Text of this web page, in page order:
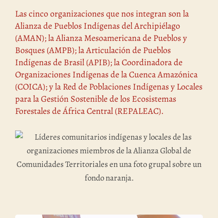
Las cinco organizaciones que nos integran son la
Alianza de Pueblos Indígenas del Archipiélago
(AMAN); la Alianza Mesoamericana de Pueblos y
Bosques (AMPB); la Articulación de Pueblos
Indígenas de Brasil (APIB); la Coordinadora de
Organizaciones Indígenas de la Cuenca Amazónica
(COICA); y la Red de Poblaciones Indígenas y Locales
para la Gestión Sostenible de los Ecosistemas
Forestales de África Central (REPALEAC).